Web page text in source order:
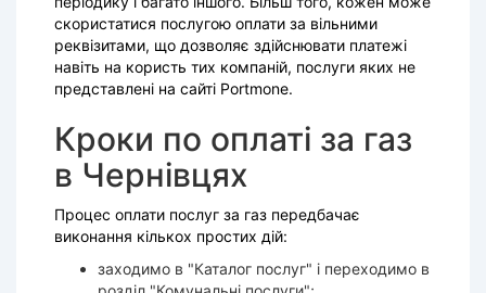
скористатися послугою оплати за вільними
реквізитами, що дозволяє здійснювати платежі
навіть на користь тих компаній, послуги яких не
представлені на сайті Portmone.
Кроки по оплаті за газ
в Чернівцях
Процес оплати послуг за газ передбачає
виконання кількох простих дій:
заходимо в "Каталог послуг" і переходимо в